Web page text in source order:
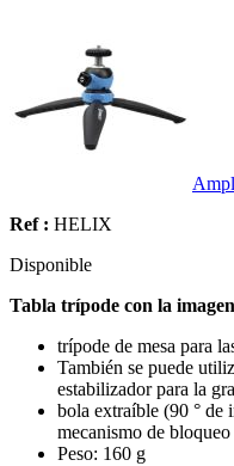
Ref : HELIX
Disponible
Tabla trípode con la
trípode de mesa para
También se puede
estabilizador para la
bola extraíble (90 ° de
mecanismo de bloqueo
Peso: 160 g